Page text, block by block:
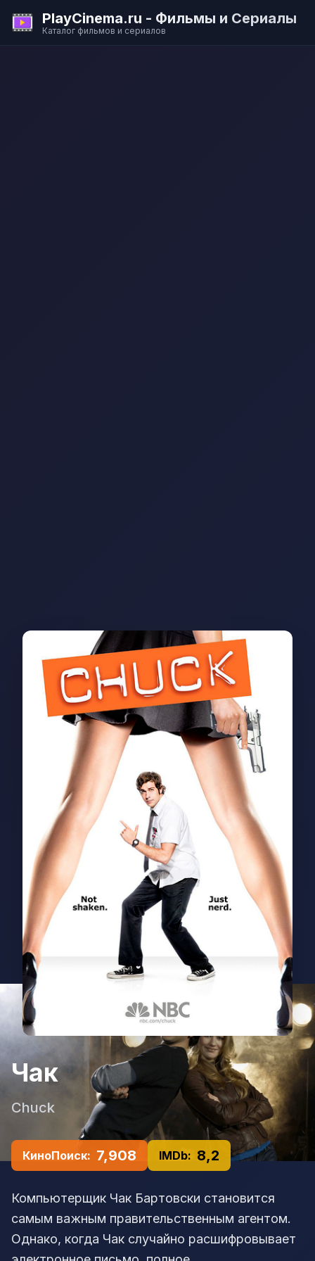
PlayCinema.ru - Фильмы и Сериалы
Каталог фильмов и сериалов
Чак
Chuck
КиноПоиск: 7,908 IMDb: 8,2
Компьютерщик Чак Бартовски становится
самым важным правительственным агентом.
Однако, когда Чак случайно расшифровывает